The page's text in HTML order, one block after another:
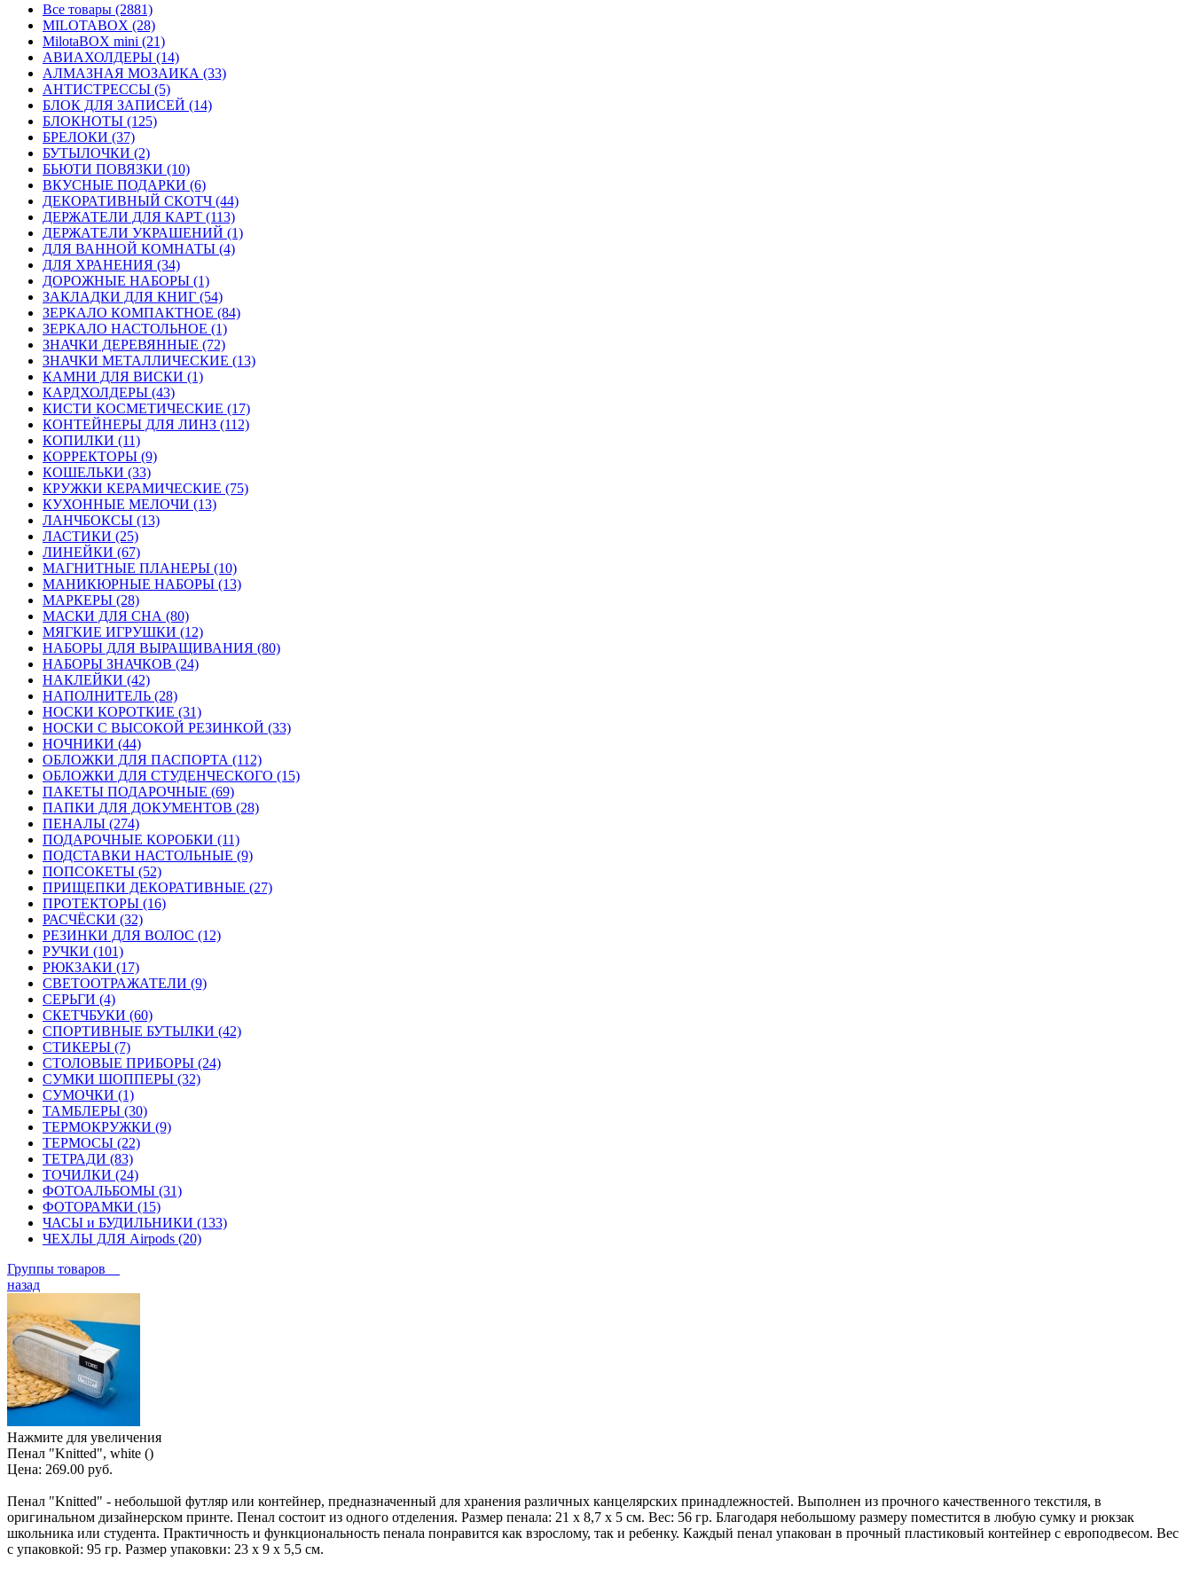
Все товары (2881)
MILOTABOX (28)
MilotaBOX mini (21)
АВИАХОЛДЕРЫ (14)
АЛМАЗНАЯ МОЗАИКА (33)
АНТИСТРЕССЫ (5)
БЛОК ДЛЯ ЗАПИСЕЙ (14)
БЛОКНОТЫ (125)
БРЕЛОКИ (37)
БУТЫЛОЧКИ (2)
БЬЮТИ ПОВЯЗКИ (10)
ВКУСНЫЕ ПОДАРКИ (6)
ДЕКОРАТИВНЫЙ СКОТЧ (44)
ДЕРЖАТЕЛИ ДЛЯ КАРТ (113)
ДЕРЖАТЕЛИ УКРАШЕНИЙ (1)
ДЛЯ ВАННОЙ КОМНАТЫ (4)
ДЛЯ ХРАНЕНИЯ (34)
ДОРОЖНЫЕ НАБОРЫ (1)
ЗАКЛАДКИ ДЛЯ КНИГ (54)
ЗЕРКАЛО КОМПАКТНОЕ (84)
ЗЕРКАЛО НАСТОЛЬНОЕ (1)
ЗНАЧКИ ДЕРЕВЯННЫЕ (72)
ЗНАЧКИ МЕТАЛЛИЧЕСКИЕ (13)
КАМНИ ДЛЯ ВИСКИ (1)
КАРДХОЛДЕРЫ (43)
КИСТИ КОСМЕТИЧЕСКИЕ (17)
КОНТЕЙНЕРЫ ДЛЯ ЛИНЗ (112)
КОПИЛКИ (11)
КОРРЕКТОРЫ (9)
КОШЕЛЬКИ (33)
КРУЖКИ КЕРАМИЧЕСКИЕ (75)
КУХОННЫЕ МЕЛОЧИ (13)
ЛАНЧБОКСЫ (13)
ЛАСТИКИ (25)
ЛИНЕЙКИ (67)
МАГНИТНЫЕ ПЛАНЕРЫ (10)
МАНИКЮРНЫЕ НАБОРЫ (13)
МАРКЕРЫ (28)
МАСКИ ДЛЯ СНА (80)
МЯГКИЕ ИГРУШКИ (12)
НАБОРЫ ДЛЯ ВЫРАЩИВАНИЯ (80)
НАБОРЫ ЗНАЧКОВ (24)
НАКЛЕЙКИ (42)
НАПОЛНИТЕЛЬ (28)
НОСКИ КОРОТКИЕ (31)
НОСКИ С ВЫСОКОЙ РЕЗИНКОЙ (33)
НОЧНИКИ (44)
ОБЛОЖКИ ДЛЯ ПАСПОРТА (112)
ОБЛОЖКИ ДЛЯ СТУДЕНЧЕСКОГО (15)
ПАКЕТЫ ПОДАРОЧНЫЕ (69)
ПАПКИ ДЛЯ ДОКУМЕНТОВ (28)
ПЕНАЛЫ (274)
ПОДАРОЧНЫЕ КОРОБКИ (11)
ПОДСТАВКИ НАСТОЛЬНЫЕ (9)
ПОПСОКЕТЫ (52)
ПРИЩЕПКИ ДЕКОРАТИВНЫЕ (27)
ПРОТЕКТОРЫ (16)
РАСЧЁСКИ (32)
РЕЗИНКИ ДЛЯ ВОЛОС (12)
РУЧКИ (101)
РЮКЗАКИ (17)
СВЕТООТРАЖАТЕЛИ (9)
СЕРЬГИ (4)
СКЕТЧБУКИ (60)
СПОРТИВНЫЕ БУТЫЛКИ (42)
СТИКЕРЫ (7)
СТОЛОВЫЕ ПРИБОРЫ (24)
СУМКИ ШОППЕРЫ (32)
СУМОЧКИ (1)
ТАМБЛЕРЫ (30)
ТЕРМОКРУЖКИ (9)
ТЕРМОСЫ (22)
ТЕТРАДИ (83)
ТОЧИЛКИ (24)
ФОТОАЛЬБОМЫ (31)
ФОТОРАМКИ (15)
ЧАСЫ и БУДИЛЬНИКИ (133)
ЧЕХЛЫ ДЛЯ Airpods (20)
Группы товаров
назад
Нажмите для увеличения
Пенал "Knitted", white ()
Цена: 269.00 руб.
Пенал "Knitted" - небольшой футляр или контейнер, предназначенный для хранения различных канцелярских принадлежностей. Выполнен из прочного качественного текстиля, в
оригинальном дизайнерском принте. Пенал состоит из одного отделения. Размер пенала: 21 х 8,7 х 5 см. Вес: 56 гр. Благодаря небольшому размеру поместится в любую сумку и рюкзак
школьника или студента. Практичность и функциональность пенала понравится как взрослому, так и ребенку. Каждый пенал упакован в прочный пластиковый контейнер с европодвесом. Вес
с упаковкой: 95 гр. Размер упаковки: 23 х 9 х 5,5 см.